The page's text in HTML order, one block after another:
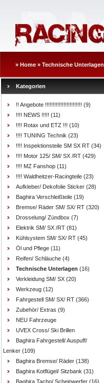
» Home » Technische Unterlagen
Kategorien
!! Angebote !!!!!!!!!!!!!!!!!!!!!!!! (9)
!!!! NEWS !!!!! (11)
!!!! Rotax und ETZ !!! (10)
!!!! TUNING Technik (23)
!!!! Inspektionsteile SM SX RT (34)
!!!! Motor 125/ SM/ SX /RT (429)
!!!! MZ Fanshop (11)
!!!! Waldheitzer-Racingteile (23)
Aufkleber/ Dekofolie Sticker (28)
Baghira Verschleißteile (19)
Bremse/ Räder SM/ SX/ RT (320)
Drosselung/ Zündbox (7)
Elektrik SM/ SX /RT (81)
Kühlsystem SM/ SX/ RT (45)
Öl und Pflege (11)
Reifen/ Schläuche (4)
Technische Unterlagen (16)
Verkleidung SM/ SX (20)
Werkzeug (12)
Fahrgestell SM/ SX/ RT (366)
Zubehör/ Extras (9)
NEU Fahrzeuge
UVEX Cross/ Ski Brillen
Baghira Fahrgestell/ Auspuff/
Lenker (109)
Baghira Bremse/ Räder (138)
Baghira Kotflügel/ Sitzbank (31)
Baghira Tacho/ Scheinwerfer (16)